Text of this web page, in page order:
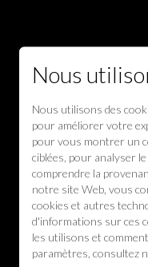
Nous
Nous utilisons des
pour améliorer votre
pour vous montrer un
ciblées, pour analyser
comprendre la
notre site Web, vous
cookies et autres
d'informations sur ces
les utilisons et
paramètres, consultez